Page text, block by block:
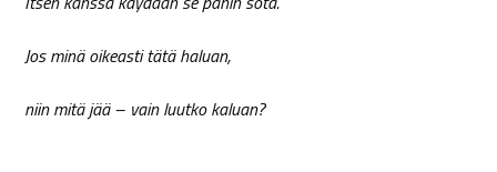
Jos minä oikeasti tätä haluan,
niin mitä jää – vain luutko kaluan?